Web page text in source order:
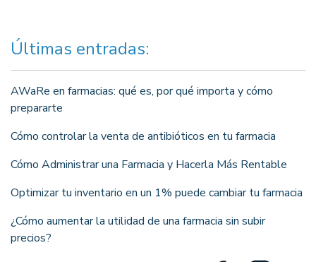
Últimas entradas:
AWaRe en farmacias: qué es, por qué importa y cómo
prepararte
Cómo controlar la venta de antibióticos en tu farmacia
Cómo Administrar una Farmacia y Hacerla Más Rentable
Optimizar tu inventario en un 1% puede cambiar tu farmacia
¿Cómo aumentar la utilidad de una farmacia sin subir
precios?